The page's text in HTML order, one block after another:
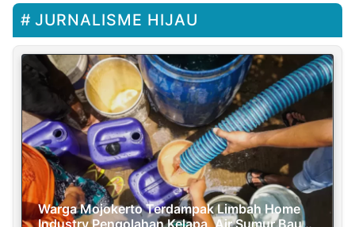
JURNALISME HIJAU
Warga Mojokerto Terdampak Limbah Home
Industry Pengolahan Kelapa, Air Sumur Bau